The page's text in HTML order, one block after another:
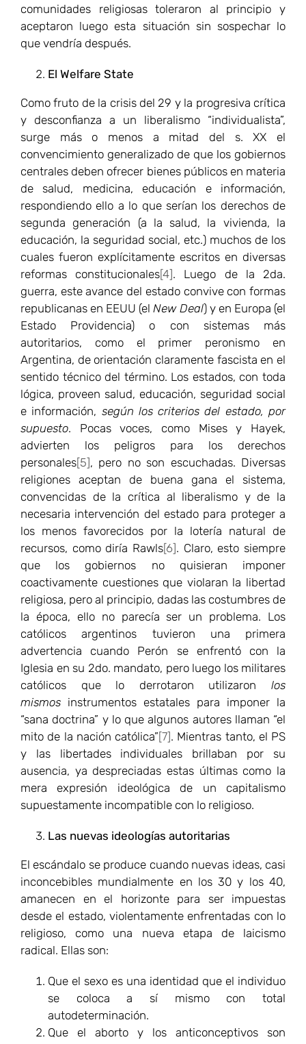
comunidades religiosas toleraron al principio y
aceptaron luego esta situación sin sospechar lo
que vendría después.
El Welfare State
Como fruto de la crisis del 29 y la progresiva crítica
y desconfianza a un liberalismo “individualista”,
surge más o menos a mitad del s. XX el
convencimiento generalizado de que los gobiernos
centrales deben ofrecer bienes públicos en materia
de salud, medicina, educación e información,
respondiendo ello a lo que serían los derechos de
segunda generación (a la salud, la vivienda, la
educación, la seguridad social, etc.) muchos de los
cuales fueron explícitamente escritos en diversas
reformas constitucionales[4]. Luego de la 2da.
guerra, este avance del estado convive con formas
republicanas en EEUU (elNew Deal) y en Europa (el
Estado Providencia) o con sistemas más
autoritarios, como el primer peronismo en
Argentina, de orientación claramente fascista en el
sentido técnico del término. Los estados, con toda
lógica, proveen salud, educación, seguridad social
e información, según los criterios del estado, por
supuesto. Pocas voces, como Mises y Hayek,
advierten los peligros para los derechos
personales[5], pero no son escuchadas. Diversas
religiones aceptan de buena gana el sistema,
convencidas de la crítica al liberalismo y de la
necesaria intervención del estado para proteger a
los menos favorecidos por la lotería natural de
recursos, como diría Rawls[6]. Claro, esto siempre
que los gobiernos no quisieran imponer
coactivamente cuestiones que violaran la libertad
religiosa, pero al principio, dadas las costumbres de
la época, ello no parecía ser un problema. Los
católicos argentinos tuvieron una primera
advertencia cuando Perón se enfrentó con la
Iglesia en su 2do. mandato, pero luego los militares
católicos que lo derrotaron utilizaron los
mismos instrumentos estatales para imponer la
“sana doctrina” y lo que algunos autores llaman “el
mito de la nación católica”[7]. Mientras tanto, el PS
y las libertades individuales brillaban por su
ausencia, ya despreciadas estas últimas como la
mera expresión ideológica de un capitalismo
supuestamente incompatible con lo religioso.
Las nuevas ideologías autoritarias
El escándalo se produce cuando nuevas ideas, casi
inconcebibles mundialmente en los 30 y los 40,
amanecen en el horizonte para ser impuestas
desde el estado, violentamente enfrentadas con lo
religioso, como una nueva etapa de laicismo
radical. Ellas son:
Que el sexo es una identidad que el individuo
se coloca a sí mismo con total
autodeterminación.
Que el aborto y los anticonceptivos son